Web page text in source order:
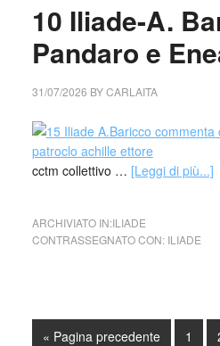
10 Iliade-A.
Pandaro e
31/07/2026 BYCARLAITA
cctm collettivo … [Leggi di più...]
ARCHIVIATO IN:ILIADE
CONTRASSEGNATO CON: ILIADE
« Pagina precedente 1